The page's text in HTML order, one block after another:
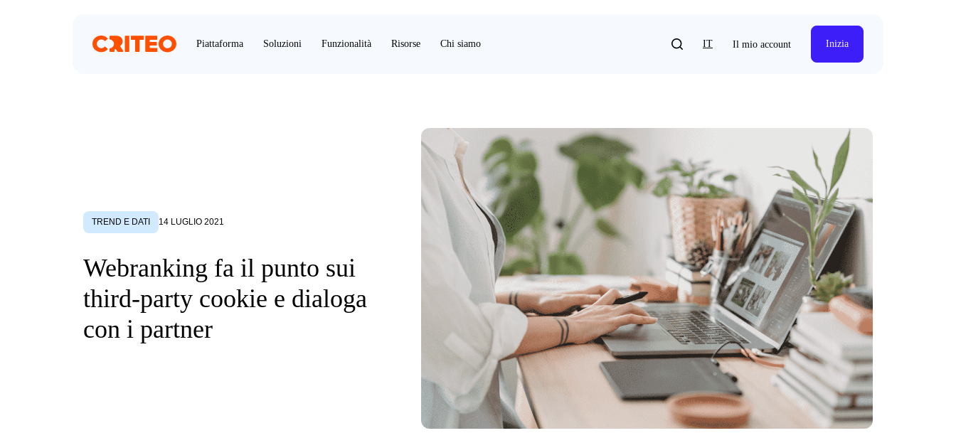
Piattaforma Soluzioni Funzionalità Risorse Chi siamo IT Il mio account Inizia
TREND E DATI 14 LUGLIO 2021
Webranking fa il punto sui
third-party cookie e dialoga
con i partner